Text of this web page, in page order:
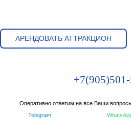
АРЕНДОВАТЬ АТТРАКЦИОН
Оперативно ответим на все Ваши
Telegram